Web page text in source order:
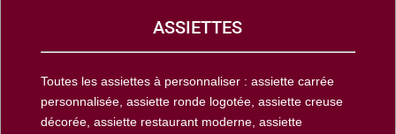
ASSIETTES
Toutes les assiettes à personnaliser : assiette carrée
personnalisée, assiette ronde logotée, assiette creuse
décorée, assiette restaurant moderne, assiette